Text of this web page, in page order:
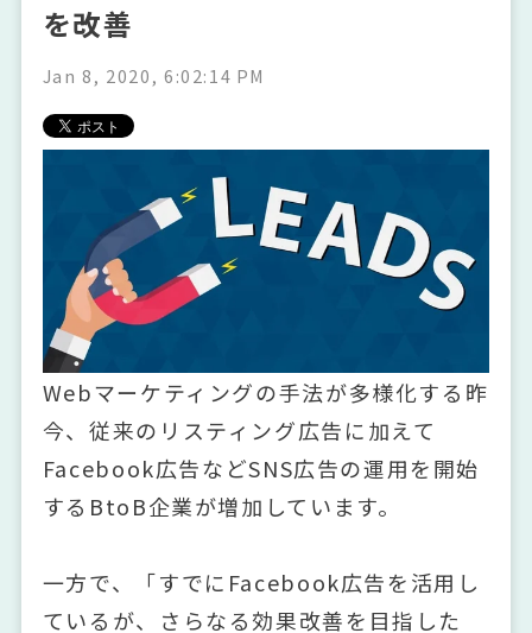
を改善
Jan 8, 2020, 6:02:14 PM
Webマーケティングの手法が多様化する昨
今、従来のリスティング広告に加えて
Facebook広告などSNS広告の運用を開始
するBtoB企業が増加しています。
一方で、「すでにFacebook広告を活用し
ているが、さらなる効果改善を目指した